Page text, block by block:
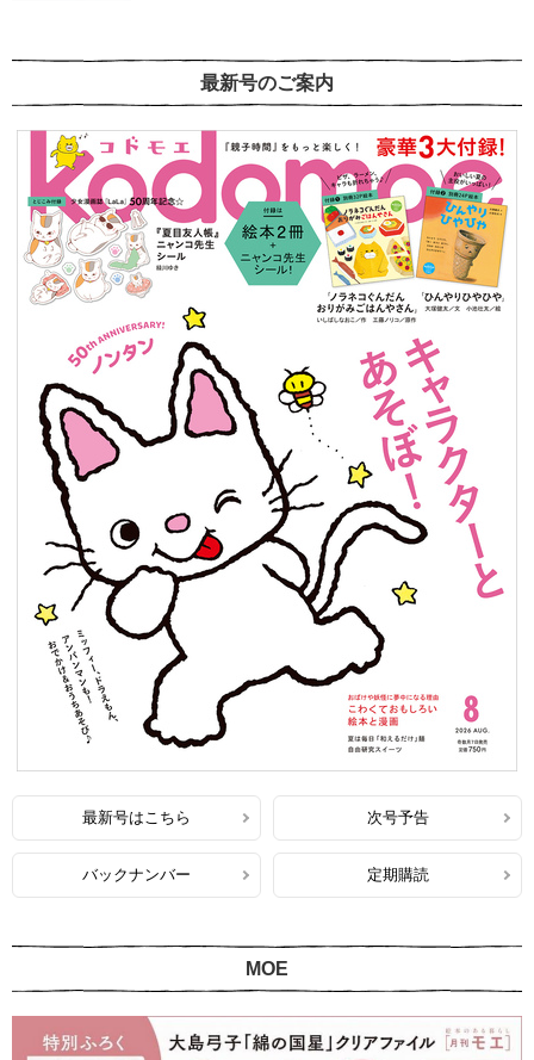
最新号のご案内
最新号はこちら 次号予告
バックナンバー 定期購読
MOE